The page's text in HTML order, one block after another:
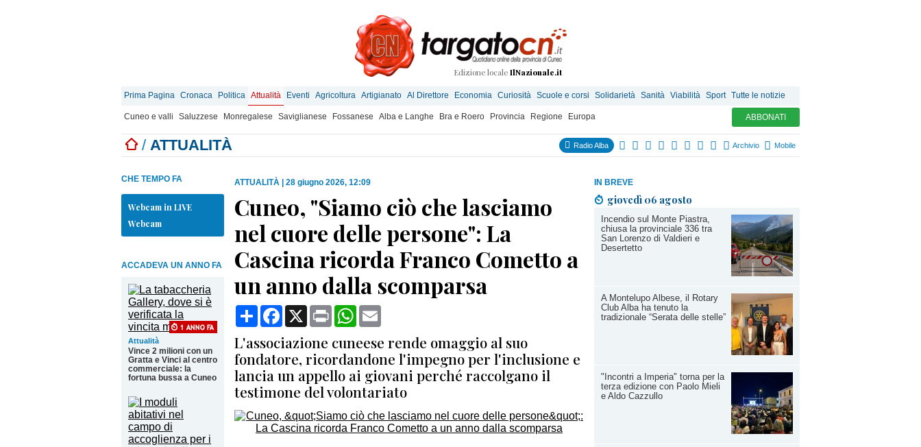
Edizione locale IlNazionale.it
Prima Pagina Cronaca Politica Attualità Eventi Agricoltura Artigianato Al Direttore Economia Curiosità Scuole e corsi Solidarietà Sanità Viabilità Sport Tutte le notizie
Cuneo e valli Saluzzese Monregalese Saviglianese Fossanese Alba e Langhe Bra e Roero Provincia Regione Europa ABBONATI
/ ATTUALITÀ Radio Alba Archivio Mobile
IN BREVE
giovedì 06 agosto
Incendio sul Monte Piastra,
chiusa la provinciale 336 tra
San Lorenzo di Valdieri e
Desertetto
A Montelupo Albese, il Rotary
Club Alba ha tenuto la
tradizionale “Serata delle stelle”
"Incontri a Imperia" torna per la
terza edizione con Paolo Mieli
e Aldo Cazzullo
CHE TEMPO FA
Webcam in LIVE
Webcam
ACCADEVA UN ANNO FA
Attualità
Vince 2 milioni con un
Gratta e Vinci al centro
commerciale: la
fortuna bussa a Cuneo
ATTUALITÀ 28 giugno 2026, 12:09
Cuneo, "Siamo ciò che lasciamo
nel cuore delle persone": La
Cascina ricorda Franco Cometto a
un anno dalla scomparsa
CondividiFacebook
X Print WhatsApp
L'associazione cuneese rende omaggio al suo
fondatore, ricordandone l'impegno per l'inclusione e
lancia un appello ai giovani perché raccolgano il
testimone del volontariato